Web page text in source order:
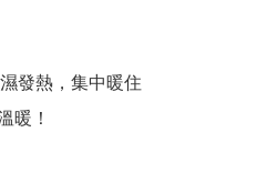
發熱，集中暖住
暖！